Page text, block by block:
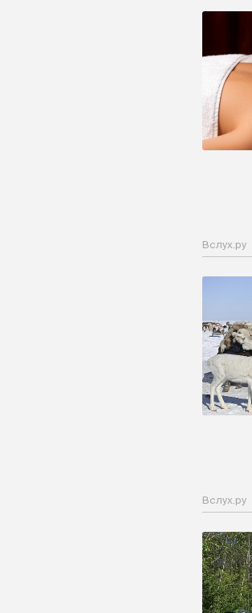
Вслух.ру
Вслух.ру